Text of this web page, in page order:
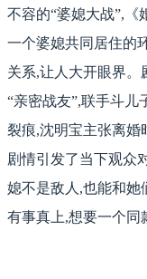
不容的“婆媳大战”,《
一个婆媳共同居住的
关系,让人大开眼界。
“亲密战友”,联手斗儿
裂痕,沈明宝主张离婚
剧情引发了当下观众
媳不是敌人,也能和她
有事真上,想要一个同